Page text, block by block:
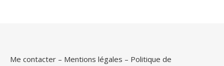
Me contacter – Mentions légales – Politique de